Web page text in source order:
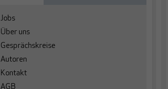
Jobs
Über uns
Gesprächskreise
Autoren
Kontakt
AGB